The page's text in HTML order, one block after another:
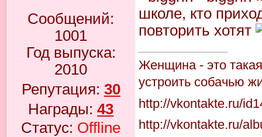
Сообщений:
1001
Год выпуска:
2010
Репутация: 30
Награды:43
Статус: Offline
школе, кто
повторить хотят
Женщина - это
устроить собачью
http://vkontakte.ru/
http://vkontakte.ru/